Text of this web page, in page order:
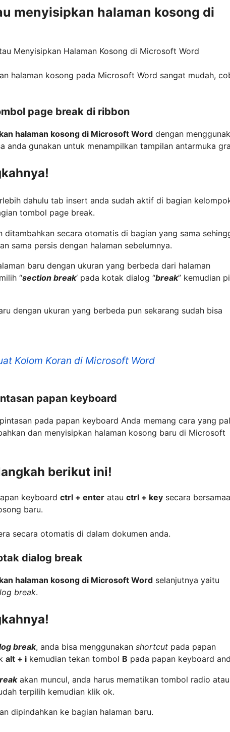
menyisipkan halaman kosong di
halaman kosong pada Microsoft Word sangat mudah,
page break di ribbon
halaman kosong di Microsoft Word dengan
anda gunakan untuk menampilkan tampilan antarmuka
dahulu tab insert anda sudah aktif di bagian
tombol page break.
ditambahkan secara otomatis di bagian yang sama
sama persis dengan halaman sebelumnya.
baru dengan ukuran yang berbeda dari halaman
“section break‘ pada kotak dialog “break” kemudian
dengan ukuran yang berbeda pun sekarang sudah bisa
Kolom Koran di Microsoft Word
papan keyboard
pada papan keyboard Anda memang cara yang
dan menyisipkan halaman kosong baru di Microsoft
berikut ini!
keyboard ctrl + enter atau ctrl + key secara
baru.
secara otomatis di dalam dokumen anda.
dialog break
halaman kosong di Microsoft Word selanjutnya yaitu
break.
break, anda bisa menggunakan shortcutpada papan
alt + ikemudian tekan tombol B pada papan keyboard
akan muncul, anda harus mematikan tombol radio atau
terpilih kemudian klik ok.
dipindahkan ke bagian halaman baru.